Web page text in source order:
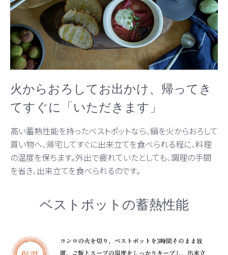
火からおろしてお出かけ、帰ってき
てすぐに「いただきます」
高い蓄熱性能を持ったベストポットなら、鍋を火からおろして
買い物へ、帰宅してすぐに出来立てを食べられる程に、料理
の温度を保ちます。外出で疲れていたとしても、調理の手間
を省き、出来立てを食べられるのです。
ベストポットの蓄熱性能